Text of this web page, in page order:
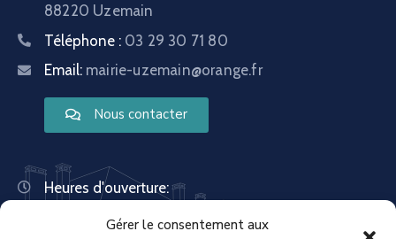
Gérer le consentement aux
88220 Uzemain
Téléphone : 03 29 30 71 80
Email: mairie-uzemain@orange.fr
Nous contacter
Heures d'ouverture:
Mardi : 13:30 – 18:00